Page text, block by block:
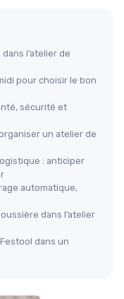
l’atelier de
pour choisir le bon
sécurité et
un atelier de
: anticiper
automatique,
dans l’atelier
dans un